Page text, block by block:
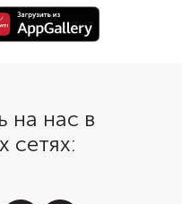
на нас в
сетях: